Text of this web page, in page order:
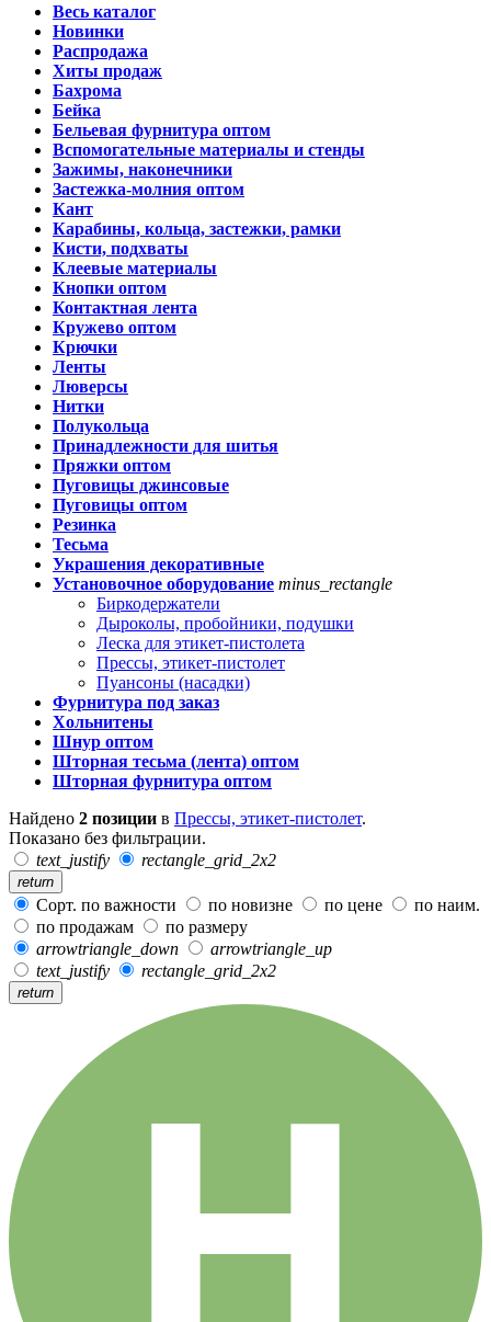
Весь каталог
Новинки
Распродажа
Хиты продаж
Бахрома
Бейка
Бельевая фурнитура оптом
Вспомогательные материалы и стенды
Зажимы, наконечники
Застежка-молния оптом
Кант
Карабины, кольца, застежки, рамки
Кисти, подхваты
Клеевые материалы
Кнопки оптом
Контактная лента
Кружево оптом
Крючки
Ленты
Люверсы
Нитки
Полукольца
Принадлежности для шитья
Пряжки оптом
Пуговицы джинсовые
Пуговицы оптом
Резинка
Тесьма
Украшения декоративные
Установочное оборудование minus_rectangle
Биркодержатели
Дыроколы, пробойники, подушки
Леска для этикет-пистолета
Прессы, этикет-пистолет
Пуансоны (насадки)
Фурнитура под заказ
Хольнитены
Шнур оптом
Шторная тесьма (лента) оптом
Шторная фурнитура оптом
Найдено 2 позиции в Прессы, этикет-пистолет.
Показано без фильтрации.
text_justify
rectangle_grid_2x2
return
Сорт. по важности по новизне по цене
по наим.
по продажам
по размеру
arrowtriangle_down
arrowtriangle_up
text_justify
rectangle_grid_2x2
return